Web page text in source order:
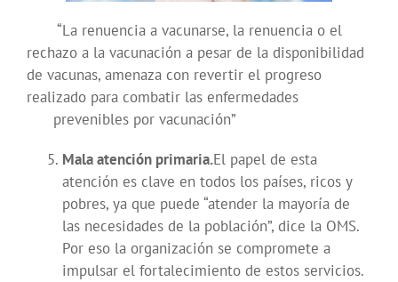
“La renuencia a vacunarse, la renuencia o el
rechazo a la vacunación a pesar de la disponibilidad
de vacunas, amenaza con revertir el progreso
realizado para combatir las enfermedades
prevenibles por vacunación”
Mala atención primaria.El papel de esta
atención es clave en todos los países, ricos y
pobres, ya que puede “atender la mayoría de
las necesidades de la población”, dice la OMS.
Por eso la organización se compromete a
impulsar el fortalecimiento de estos servicios.